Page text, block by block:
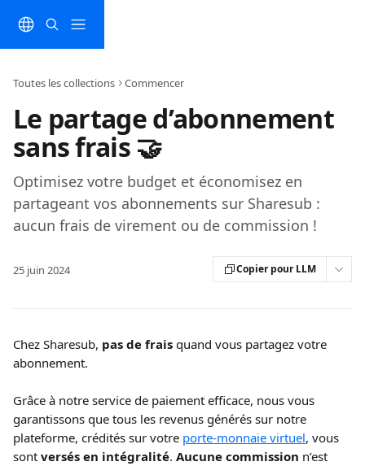
Toutes les collections Commencer
Le partage d’abonnement
sans frais 🤝
Optimisez votre budget et économisez en
partageant vos abonnements sur Sharesub :
aucun frais de virement ou de commission !
25 juin 2024 Copier pour LLM
Chez Sharesub, pas de frais quand vous partagez votre
abonnement.
Grâce à notre service de paiement efficace, nous vous
garantissons que tous les revenus générés sur notre
plateforme, crédités sur votre porte-monnaie virtuel, vous
sont versés en intégralité. Aucune commission n’est